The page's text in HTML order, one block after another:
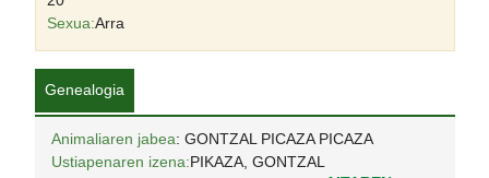
Sexua:Arra
Genealogia
Animaliaren jabea: GONTZAL PICAZA PICAZA
Ustiapenaren izena:PIKAZA, GONTZAL